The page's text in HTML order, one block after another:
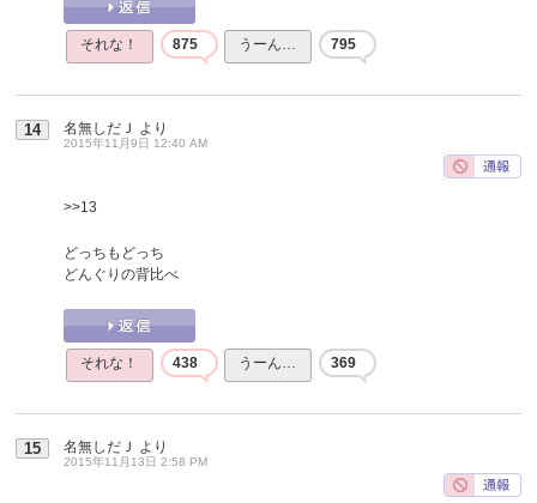
それな！ 875 うーん… 795
14 名無しだＪ より
2015年11月9日 12:40 AM
>>13
どっちもどっち
どんぐりの背比べ
それな！ 438 うーん… 369
15 名無しだＪ より
2015年11月13日 2:58 PM